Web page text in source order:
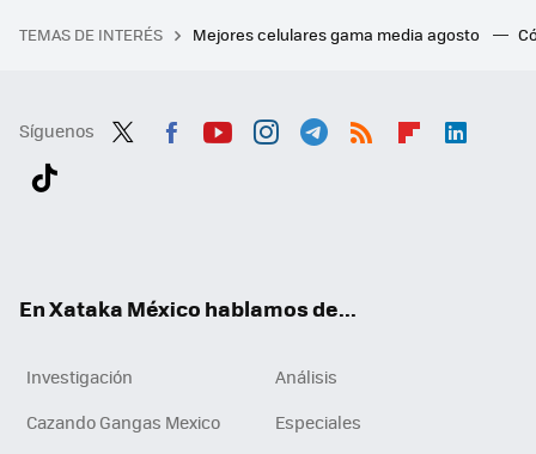
TEMAS DE INTERÉS Mejores celulares gama media agosto
Síguenos
En Xataka México hablamos de...
Investigación
Análisis
Cazando Gangas Mexico
Especiales